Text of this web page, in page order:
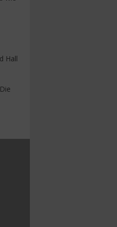
Hall